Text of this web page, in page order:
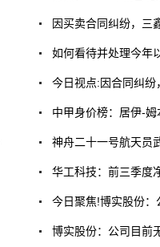
因买卖合同纠纷，三
如何看待并处理今年
今日视点:因合同纠纷
中甲身价榜：居伊-
神舟二十一号航天员
华工科技：前三季度
今日聚焦!博实股份
博实股份：公司目前